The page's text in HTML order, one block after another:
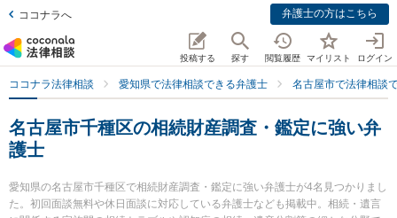
ココナラへ 弁護士の方はこちら
投稿する 探す 閲覧履歴 マイリスト ログイン
ココナラ法律相談 愛知県で法律相談できる弁護士 名古屋市で法律相談
名古屋市千種区の相続財産調査・鑑定に強い弁
護士
愛知県の名古屋市千種区で相続財産調査・鑑定に強い弁護士が4名見つかりまし
た。初回面談無料や休日面談に対応している弁護士なども掲載中。相続・遺言